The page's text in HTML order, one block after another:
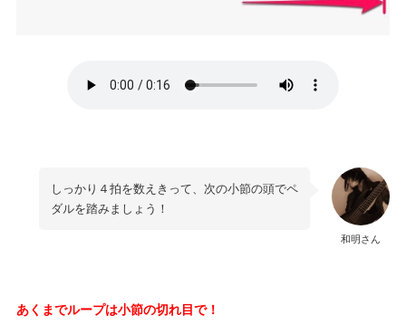
和明さん
しっかり４拍を数えきって、次の小節の頭でペ
ダルを踏みましょう！
あくまでループは小節の切れ目で！